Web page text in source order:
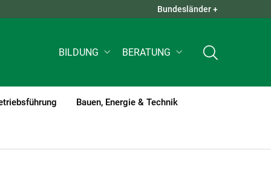
QUICK LINKS +
Bundesländer +
BILDUNG BERATUNG
Bauen, Energie & Technik